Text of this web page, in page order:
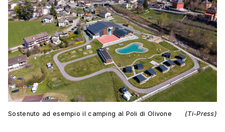
Sostenuto ad esempio il camping al Poli di Olivone (Ti-Press)